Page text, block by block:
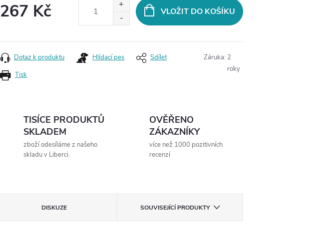
267 Kč VLOŽIT DO KOŠÍKU
Tisk
Dotaz k produktu Hlídací pes Sdílet Záruka: 2
roky
TISÍCE PRODUKTŮ
SKLADEM
zboží odesíláme z našeho
skladu v Liberci.
OVĚŘENO
ZÁKAZNÍKY
více než 1000 pozitivních
recenzí
DISKUZE SOUVISEJÍCÍ PRODUKTY